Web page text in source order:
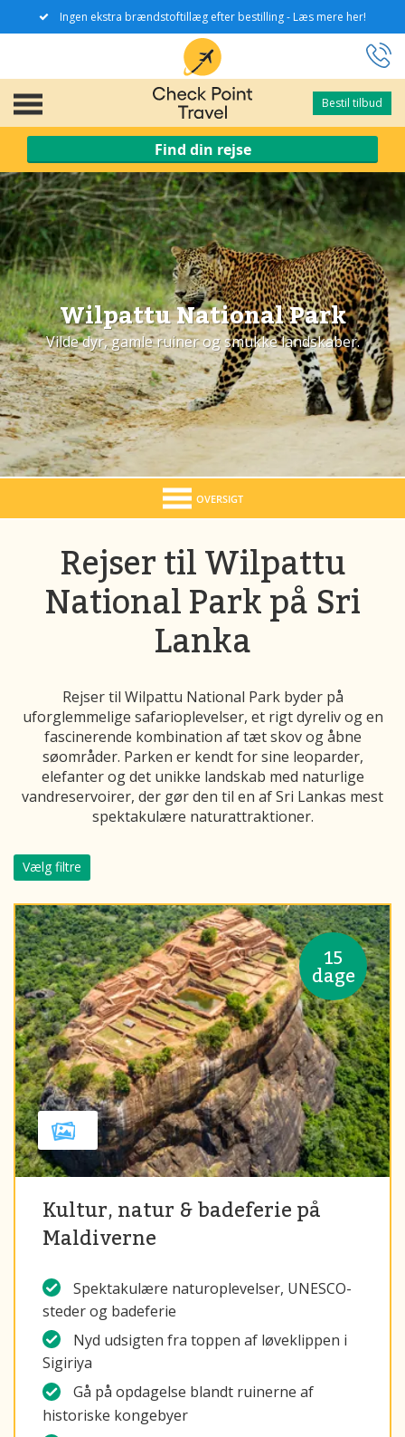
Ingen ekstra brændstoftillæg efter bestilling - Læs mere her!
Bestil tilbud
Bestil tilbud
Find din rejse
Wilpattu National Park
Vilde dyr, gamle ruiner og smukke landskaber.
OVERSIGT
Rejser til Wilpattu
National Park på Sri
Lanka
Rejser til Wilpattu National Park byder på
uforglemmelige safarioplevelser, et rigt dyreliv og en
fascinerende kombination af tæt skov og åbne
søområder. Parken er kendt for sine leoparder,
elefanter og det unikke landskab med naturlige
vandreservoirer, der gør den til en af Sri Lankas mest
spektakulære naturattraktioner.
Vælg filtre
15
dage
Kultur, natur & badeferie på
Maldiverne
Spektakulære naturoplevelser, UNESCO-
steder og badeferie
Nyd udsigten fra toppen af løveklippen i
Sigiriya
Gå på opdagelse blandt ruinerne af
historiske kongebyer